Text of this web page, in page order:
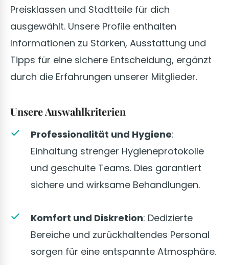
Preisklassen und Stadtteile für dich
ausgewählt. Unsere Profile enthalten
Informationen zu Stärken, Ausstattung und
Tipps für eine sichere Entscheidung, ergänzt
durch die Erfahrungen unserer Mitglieder.
Unsere Auswahlkriterien
Professionalität und Hygiene:
Einhaltung strenger Hygieneprotokolle
und geschulte Teams. Dies garantiert
sichere und wirksame Behandlungen.
Komfort und Diskretion: Dedizierte
Bereiche und zurückhaltendes Personal
sorgen für eine entspannte Atmosphäre.